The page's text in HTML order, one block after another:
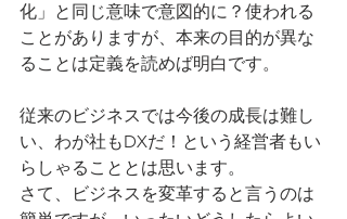
化」と同じ意味で意図的に？使われる
ことがありますが、本来の目的が異な
ることは定義を読めば明白です。
従来のビジネスでは今後の成長は難し
い、わが社もDXだ！という経営者もい
らしゃることとは思います。
さて、ビジネスを変革すると言うのは